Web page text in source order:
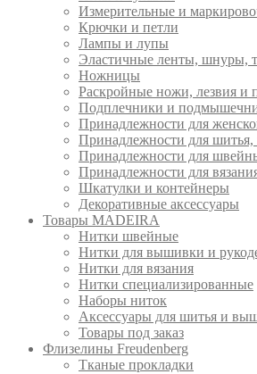
Измерительные и
Крючки и петли
Лампы и лупы
Эластичные ленты, шнуры,
Ножницы
Раскройные ножи, лезвия и
Подплечники и
Принадлежности для
Принадлежности для
Принадлежности для
Принадлежности для
Шкатулки и контейнеры
Декоративные аксессуары
Товары MADEIRA
Нитки швейные
Нитки для вышивки и
Нитки для вязания
Нитки специализированные
Наборы ниток
Аксессуары для шитья и
Товары под заказ
Флизелины Freudenberg
Тканые прокладки